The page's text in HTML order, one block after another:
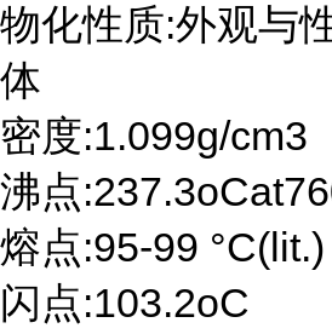
物化性质:外观与
体
密度:1.099g/cm3
沸点
熔点:95-99 °C(lit.)
闪点:103.2oC